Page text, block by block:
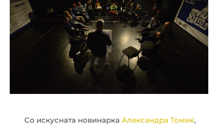
Со искусната новинарка Александра Томиќ,